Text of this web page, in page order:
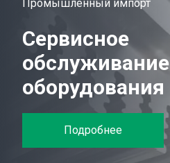
содержанию
Промышленный импорт
Сервисное
обслуживание
оборудования
Подробнее